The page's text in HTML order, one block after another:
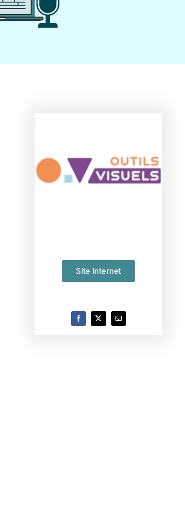
Site Internet